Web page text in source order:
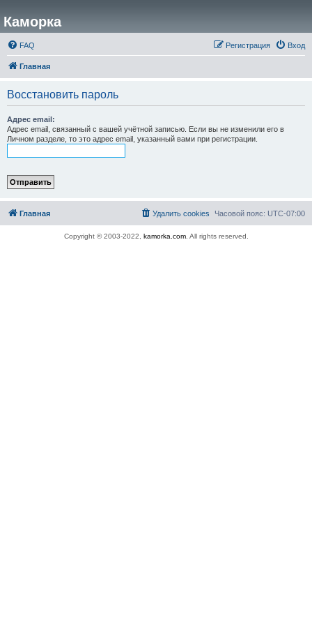
Каморка
FAQ Вход
Регистрация
Главная
Восстановить пароль
Адрес email:
Адрес email, связанный с вашей учётной записью. Если вы не изменили его в
Личном разделе, то это адрес email, указанный вами при регистрации.
Главная Часовой пояс: UTC-07:00
Удалить cookies
Copyright © 2003-2022, kamorka.com. All rights reserved.